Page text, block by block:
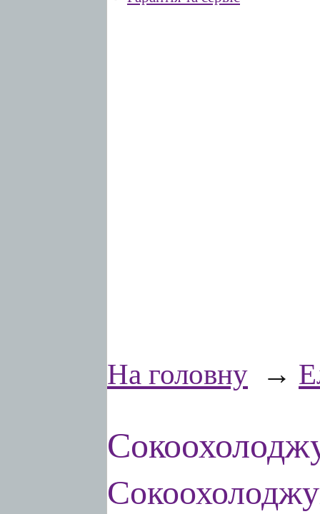
На головну →